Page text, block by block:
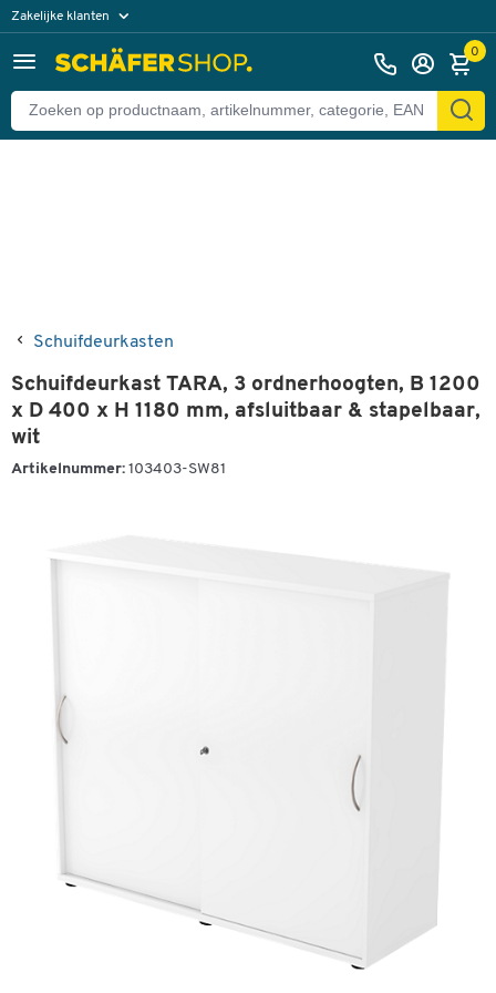
Zakelijke klanten
Particuliere klanten 0
Schuifdeurkasten
Schuifdeurkast TARA, 3 ordnerhoogten, B 1200
x D 400 x H 1180 mm, afsluitbaar & stapelbaar,
wit
Artikelnummer: 103403-SW81
Terug